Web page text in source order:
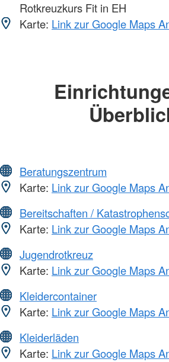
Rotkreuzkurs Fit in EH
Karte: Link zur Google Maps
Beratungszentrum
Karte: Link zur Google Maps
Bereitschaften /
Karte: Link zur Google Maps
Jugendrotkreuz
Karte: Link zur Google Maps
Kleidercontainer
Karte: Link zur Google Maps
Kleiderläden
Karte: Link zur Google Maps